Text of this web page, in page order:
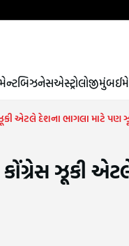
બિઝનેસએસ્ટ્રોલોજીમુંબઈ
ઝૂકી એટલે દેશના ભાગલા માટે
કોંગ્રેસ ઝૂકી